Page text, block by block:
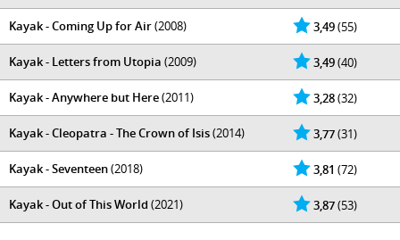
3,49(55)
Kayak - Coming Up for Air(2008)
3,49(40)
Kayak - Letters from Utopia (2009)
3,28(32)
Kayak - Anywhere but Here(2011)
3,77(31)
Kayak - Cleopatra - The Crown of Isis(2014)
3,81 (72)
Kayak - Seventeen(2018)
3,87(53)
Kayak - Out of This World (2021)